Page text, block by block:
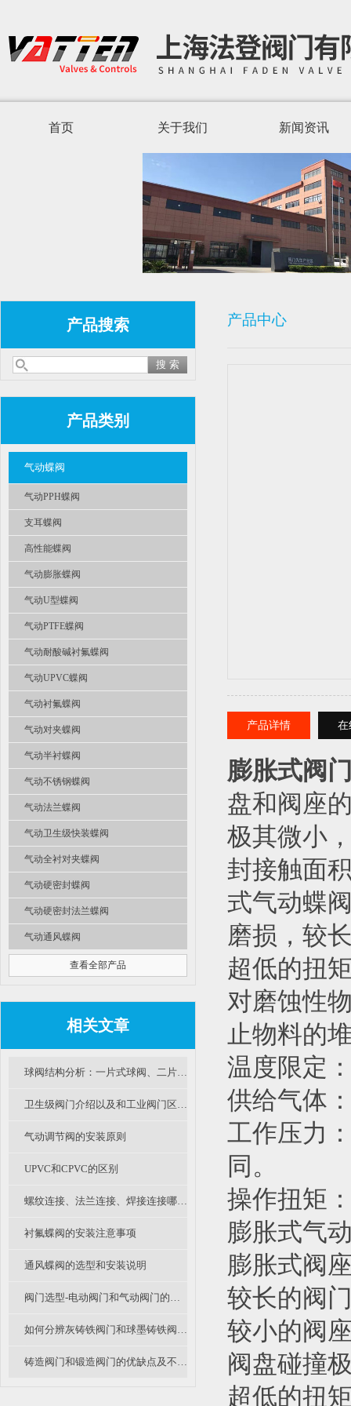
首页 关于我们 新闻资讯
产品搜索
产品类别
气动蝶阀
气动PPH蝶阀
支耳蝶阀
高性能蝶阀
气动膨胀蝶阀
气动U型蝶阀
气动PTFE蝶阀
气动耐酸碱衬氟蝶阀
气动UPVC蝶阀
气动衬氟蝶阀
气动对夹蝶阀
气动半衬蝶阀
气动不锈钢蝶阀
气动法兰蝶阀
气动卫生级快装蝶阀
气动全衬对夹蝶阀
气动硬密封蝶阀
气动硬密封法兰蝶阀
气动通风蝶阀
查看全部产品
相关文章
球阀结构分析：一片式球阀、二片式球阀和三片式球阀的区别
卫生级阀门介绍以及和工业阀门区别不同
气动调节阀的安装原则
UPVC和CPVC的区别
螺纹连接、法兰连接、焊接连接哪种阀门连接形式是你的菜？
衬氟蝶阀的安装注意事项
通风蝶阀的选型和安装说明
阀门选型-电动阀门和气动阀门的优缺点比较
如何分辨灰铸铁阀门和球墨铸铁阀门？
铸造阀门和锻造阀门的优缺点及不同应用
产品中心
产品详情 在
膨胀式阀
盘和阀座
极其微小
封接触面
式气动蝶
磨损，较
超低的扭
对磨蚀性
止物料的
温度限定
供给气体
工作压力
同。
操作扭矩
膨胀式气
膨胀式阀
较长的阀
较小的阀
阀盘碰撞
超低的扭